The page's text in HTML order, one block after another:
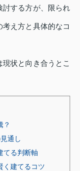
討する方が、限られ
え方と具体的なコ
状と向き合うとこ
？
通し
てる判断軸
く建てるコツ